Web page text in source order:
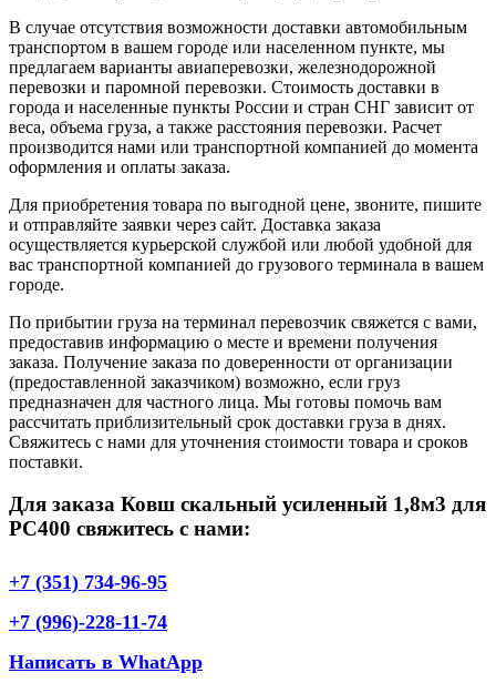
В случае отсутствия возможности доставки автомобильным
транспортом в вашем городе или населенном пункте, мы
предлагаем варианты авиаперевозки, железнодорожной
перевозки и паромной перевозки. Стоимость доставки в
города и населенные пункты России и стран СНГ зависит от
веса, объема груза, а также расстояния перевозки. Расчет
производится нами или транспортной компанией до момента
оформления и оплаты заказа.
Для приобретения товара по выгодной цене, звоните, пишите
и отправляйте заявки через сайт. Доставка заказа
осуществляется курьерской службой или любой удобной для
вас транспортной компанией до грузового терминала в вашем
городе.
По прибытии груза на терминал перевозчик свяжется с вами,
предоставив информацию о месте и времени получения
заказа. Получение заказа по доверенности от организации
(предоставленной заказчиком) возможно, если груз
предназначен для частного лица. Мы готовы помочь вам
рассчитать приблизительный срок доставки груза в днях.
Свяжитесь с нами для уточнения стоимости товара и сроков
поставки.
Для заказа Ковш скальный усиленный 1,8м3 для
PC400 свяжитесь с нами:
+7 (351) 734-96-95
+7 (996)-228-11-74
Написать в WhatApp